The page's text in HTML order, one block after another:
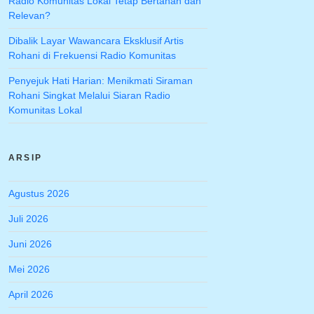
Relevan?
Dibalik Layar Wawancara Eksklusif Artis
Rohani di Frekuensi Radio Komunitas
Penyejuk Hati Harian: Menikmati Siraman
Rohani Singkat Melalui Siaran Radio
Komunitas Lokal
ARSIP
Agustus 2026
Juli 2026
Juni 2026
Mei 2026
April 2026